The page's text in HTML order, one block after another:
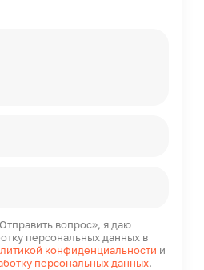
вопрос», я даю
персональных данных в
конфиденциальности и
персональных данных.